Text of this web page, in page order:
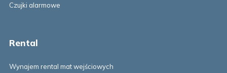
Czujki alarmowe
Rental
Wynajem rental mat wejściowych